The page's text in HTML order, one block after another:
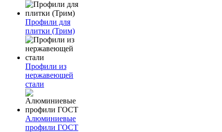
Профили для
плитки (Трим)
Профили из
нержавеющей
стали
Алюминиевые
профили ГОСТ